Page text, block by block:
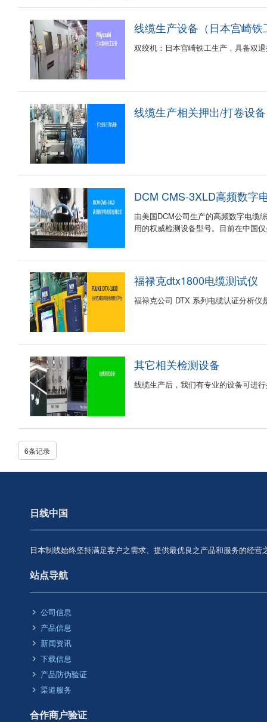
线缆生产设备（日本宫崎铁
双绞机：日本宫崎铁工生产，具备双
线缆生产相关押出/打卷设备
DCM CMS-3XLD高频数字
由美国DCM公司生产的高频数字电缆
用的权威检测设备型号。目前在中国
福禄克dtx1800电缆测试仪
福禄克公司 DTX 系列电缆认证分析仪
其它相关检测设备
线缆生产后，我们有专业的设备可进
6条记录
日线中国
日本制线始终坚持满足客户之需求、提供最优良之产品和服务的经
站点导航
公司信息
产品信息
新闻资讯
下载信息
产品防伪验证
渠道服务
合作商户验证